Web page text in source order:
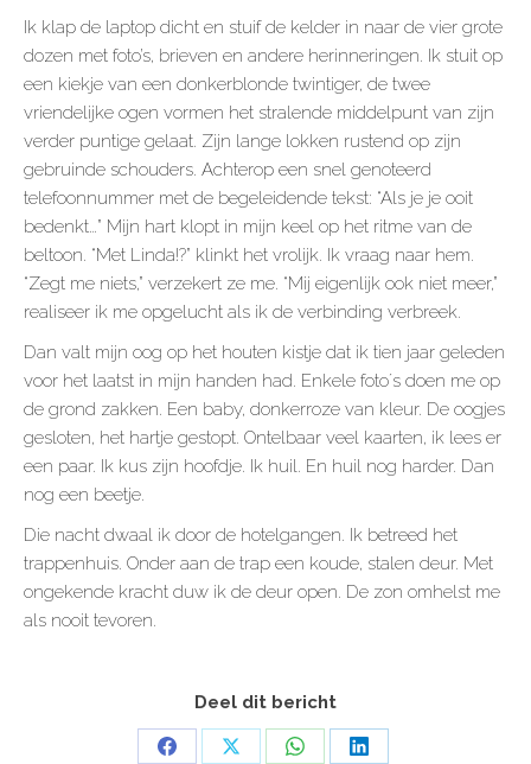
Ik klap de laptop dicht en stuif de kelder in naar de vier grote
dozen met foto’s, brieven en andere herinneringen. Ik stuit op
een kiekje van een donkerblonde twintiger, de twee
vriendelijke ogen vormen het stralende middelpunt van zijn
verder puntige gelaat. Zijn lange lokken rustend op zijn
gebruinde schouders. Achterop een snel genoteerd
telefoonnummer met de begeleidende tekst: “Als je je ooit
bedenkt…” Mijn hart klopt in mijn keel op het ritme van de
beltoon. “Met Linda!?” klinkt het vrolijk. Ik vraag naar hem.
“Zegt me niets,” verzekert ze me. “Mij eigenlijk ook niet meer,”
realiseer ik me opgelucht als ik de verbinding verbreek.
Dan valt mijn oog op het houten kistje dat ik tien jaar geleden
voor het laatst in mijn handen had. Enkele foto´s doen me op
de grond zakken. Een baby, donkerroze van kleur. De oogjes
gesloten, het hartje gestopt. Ontelbaar veel kaarten, ik lees er
een paar. Ik kus zijn hoofdje. Ik huil. En huil nog harder. Dan
nog een beetje.
Die nacht dwaal ik door de hotelgangen. Ik betreed het
trappenhuis. Onder aan de trap een koude, stalen deur. Met
ongekende kracht duw ik de deur open. De zon omhelst me
als nooit tevoren.
Deel dit bericht